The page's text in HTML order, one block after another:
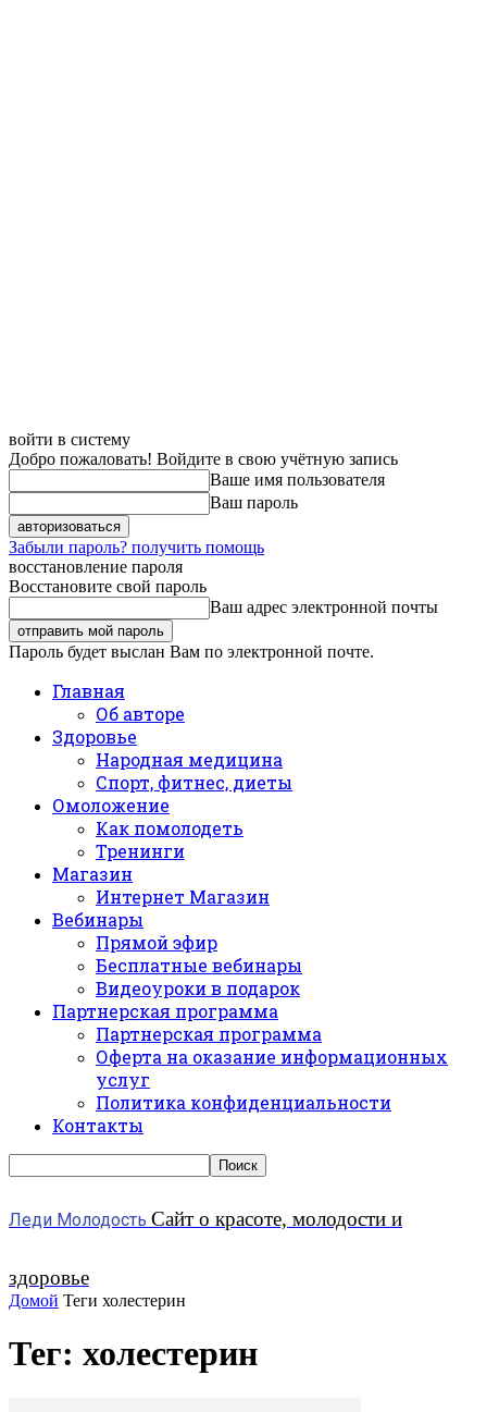
войти в систему
Добро пожаловать! Войдите в свою учётную запись
Ваше имя пользователя
Ваш пароль
Забыли пароль? получить помощь
восстановление пароля
Восстановите свой пароль
Ваш адрес электронной почты
Пароль будет выслан Вам по электронной почте.
Главная
Об авторе
Здоровье
Народная медицина
Спорт, фитнес, диеты
Омоложение
Как помолодеть
Тренинги
Магазин
Интернет Магазин
Вебинары
Прямой эфир
Бесплатные вебинары
Видеоуроки в подарок
Партнерская программа
Партнерская программа
Оферта на оказание информационных
услуг
Политика конфиденциальности
Контакты
Леди Молодость Сайт о красоте, молодости и
здоровье
Домой Теги холестерин
Тег: холестерин